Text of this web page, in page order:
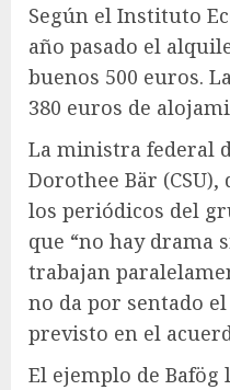
Según el Instituto
año pasado el
buenos 500 euros.
380 euros de
La ministra federal
Dorothee Bär
los periódicos del
que “no hay drama
trabajan
no da por sentado
previsto en el
El ejemplo de Bafög